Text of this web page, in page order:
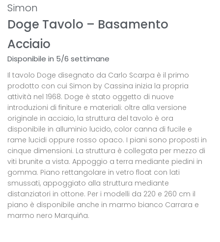
Simon
Doge Tavolo – Basamento
Acciaio
Disponibile in 5/6 settimane
Il tavolo Doge disegnato da Carlo Scarpa è il primo
prodotto con cui Simon by Cassina inizia la propria
attività nel 1968. Doge è stato oggetto di nuove
introduzioni di finiture e materiali: oltre alla versione
originale in acciaio, la struttura del tavolo è ora
disponibile in alluminio lucido, color canna di fucile e
rame lucidi oppure rosso opaco. I piani sono proposti in
cinque dimensioni. La struttura è collegata per mezzo di
viti brunite a vista. Appoggio a terra mediante piedini in
gomma. Piano rettangolare in vetro float con lati
smussati, appoggiato alla struttura mediante
distanziatori in ottone. Per i modelli da 220 e 260 cm il
piano è disponibile anche in marmo bianco Carrara e
marmo nero Marquiña.